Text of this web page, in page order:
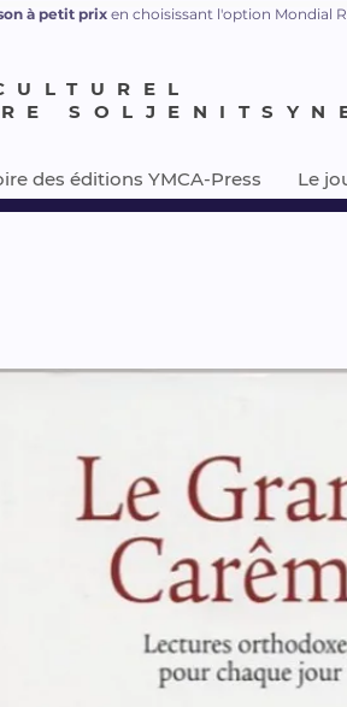
des éditions YMCA-Press Le
à petit prixen choisissant l'option Mondial